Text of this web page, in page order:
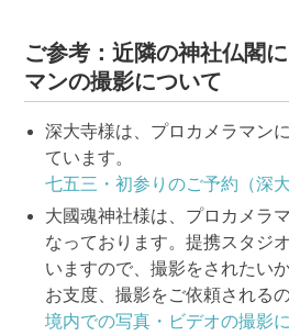
ご参考：近隣の神社仏閣
マンの撮影について
深大寺様は、プロカメラマン
ています。
七五三・初参りのご予約（深
大國魂神社様は、プロカメラ
なっております。提携スタジ
いますので、撮影をされたい
お支度、撮影をご依頼される
境内での写真・ビデオの撮影